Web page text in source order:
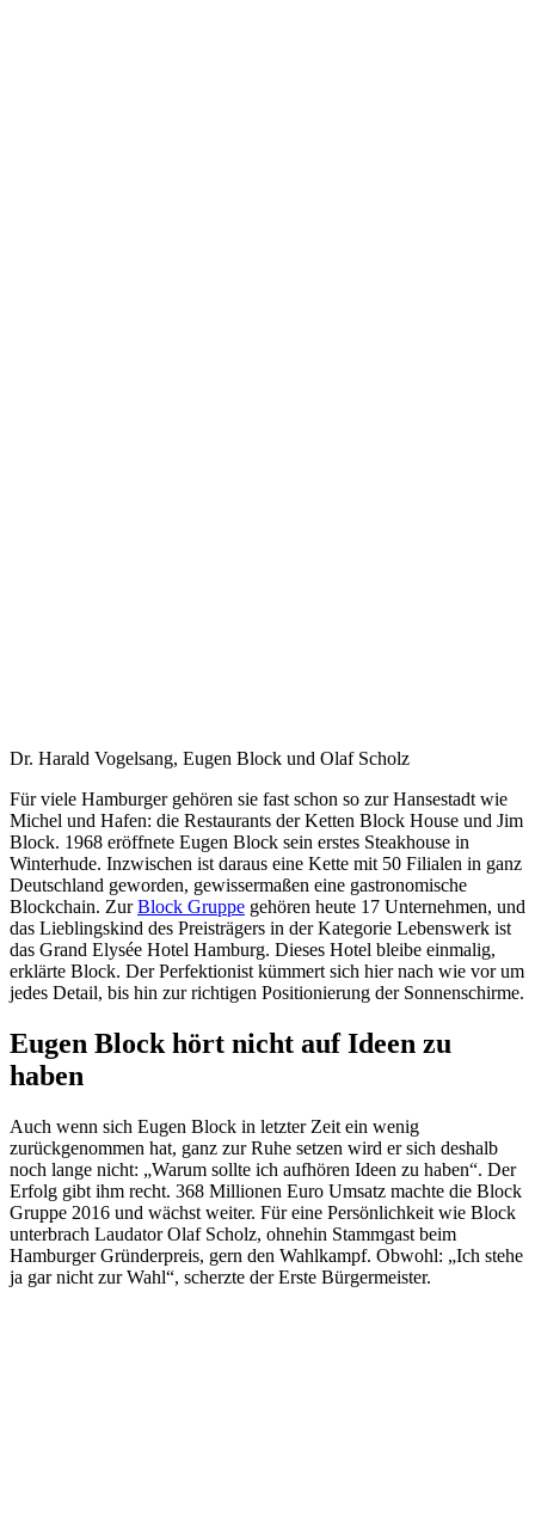
Dr. Harald Vogelsang, Eugen Block und Olaf Scholz
Für viele Hamburger gehören sie fast schon so zur Hansestadt wie
Michel und Hafen: die Restaurants der Ketten Block House und Jim
Block. 1968 eröffnete Eugen Block sein erstes Steakhouse in
Winterhude. Inzwischen ist daraus eine Kette mit 50 Filialen in ganz
Deutschland geworden, gewissermaßen eine gastronomische
Blockchain. ZurBlock Gruppe gehören heute 17 Unternehmen, und
das Lieblingskind des Preisträgers in der Kategorie Lebenswerk ist
das Grand Elysée Hotel Hamburg. Dieses Hotel bleibe einmalig,
erklärte Block. Der Perfektionist kümmert sich hier nach wie vor um
jedes Detail, bis hin zur richtigen Positionierung der Sonnenschirme.
Eugen Block hört nicht auf Ideen zu
haben
Auch wenn sich Eugen Block in letzter Zeit ein wenig
zurückgenommen hat, ganz zur Ruhe setzen wird er sich deshalb
noch lange nicht: „Warum sollte ich aufhören Ideen zu haben“. Der
Erfolg gibt ihm recht. 368 Millionen Euro Umsatz machte die Block
Gruppe 2016 und wächst weiter. Für eine Persönlichkeit wie Block
unterbrach Laudator Olaf Scholz, ohnehin Stammgast beim
Hamburger Gründerpreis, gern den Wahlkampf. Obwohl: „Ich stehe
ja gar nicht zur Wahl“, scherzte der Erste Bürgermeister.